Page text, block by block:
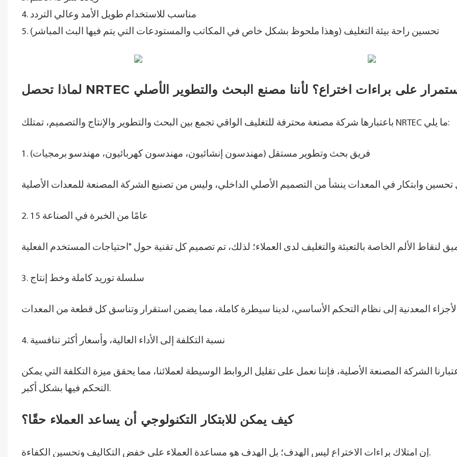
4. مناسب للاستخدام طويل الأمد وعالي التردد
5. تحسين راحة بيئة التغليف (وهذا ملحوظ بشكل خاص في المكاتب والمستودعات التي يتم فيها البث المباشر)
باعتبارها شركة مصنعة محترفة للتغليف الواقي تجمع بين البحث والتطوير والإنتاج والتصميم، تمتلك NRTEC ما يلي:
1. فريق بحث وتطوير مستقل (مهندسون إنشائيون، مهندسون كهربائيون، مهندسو برمجيات)
2. 15 عامًا من الخبرة في الصناعة
3. سلسلة توريد كاملة وخط إنتاج
4. نسبة التكلفة إلى الأداء العالية، وأسعار أكثر تنافسية
الشركة المصنعة الأصلية، فإننا نعمل على تقليل الروابط الوسيطة لعملائنا، مما يحقق ميزة التكلفة التي يمكن
التحكم فيها بشكل أكبر.
كيف يمكن للابتكار التكنولوجي أن يساعد العملاء حقًا؟
إن امتلاك براءات الاختراع ليس الهدف؛ بل الهدف هو مساعدة العملاء على خفض التكاليف وتحسين الكفاءة.